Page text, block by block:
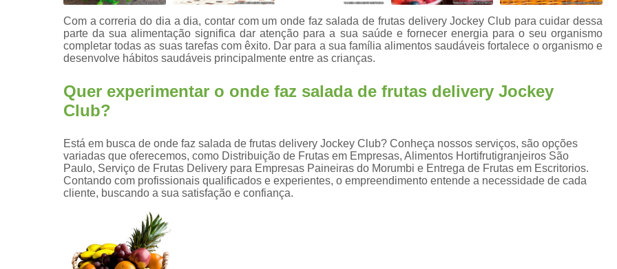
Frutas
processadas
Kit lanche
Potes de
Saladas de
Entrega de Frutas no Trabalho
Entrega de Frutas Processadas
Delivery de Frutas para Empresas Santos
Entrega de Frutas
Entrega de Frutas
Entrega Diária de
Entrega Semanal de
Fornecimento de
Fornecimento de
Fornecimento Semanal
Com a correria do dia a dia, contar com um onde faz salada de frutas delivery Jockey Club para cuidar dessa
parte da sua alimentação significa dar atenção para a sua saúde e fornecer energia para o seu organismo
completar todas as suas tarefas com êxito. Dar para a sua família alimentos saudáveis fortalece o organismo e
desenvolve hábitos saudáveis principalmente entre as crianças.
Quer experimentar o onde faz salada de frutas delivery Jockey
Club?
Está em busca de onde faz salada de frutas delivery Jockey Club? Conheça nossos serviços, são opções
variadas que oferecemos, como Distribuição de Frutas em Empresas, Alimentos Hortifrutigranjeiros São
Paulo, Serviço de Frutas Delivery para Empresas Paineiras do Morumbi e Entrega de Frutas em Escritorios.
Contando com profissionais qualificados e experientes, o empreendimento entende a necessidade de cada
cliente, buscando a sua satisfação e confiança.